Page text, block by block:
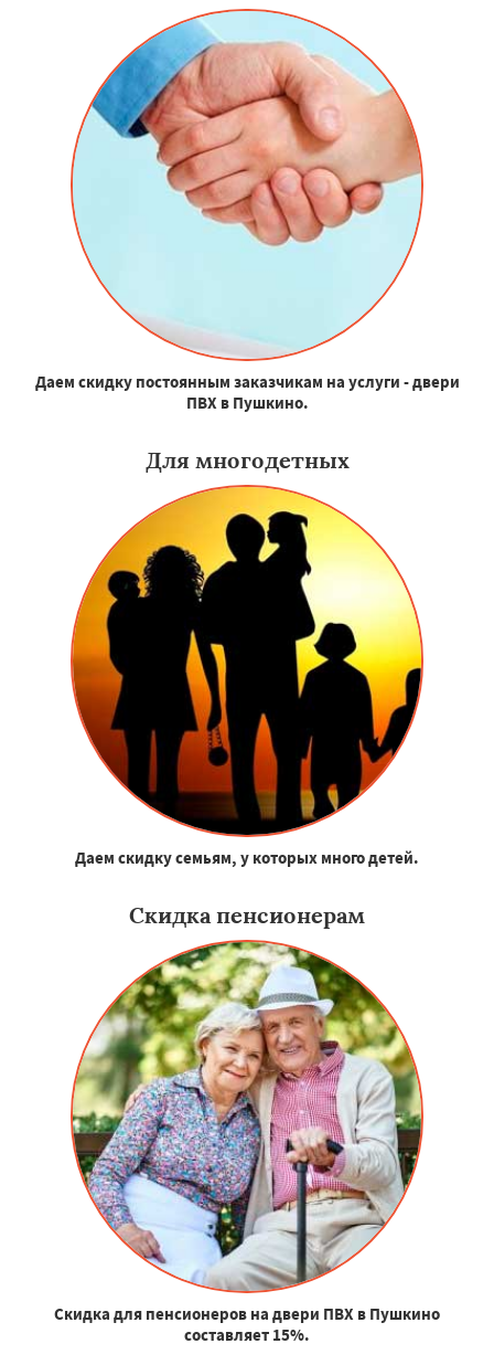
Даем скидку постоянным заказчикам на услуги - двери
ПВХ в Пушкино.
Для многодетных
Даем скидку семьям, у которых много детей.
Скидка пенсионерам
Скидка для пенсионеров на двери ПВХ в Пушкино
составляет 15%.